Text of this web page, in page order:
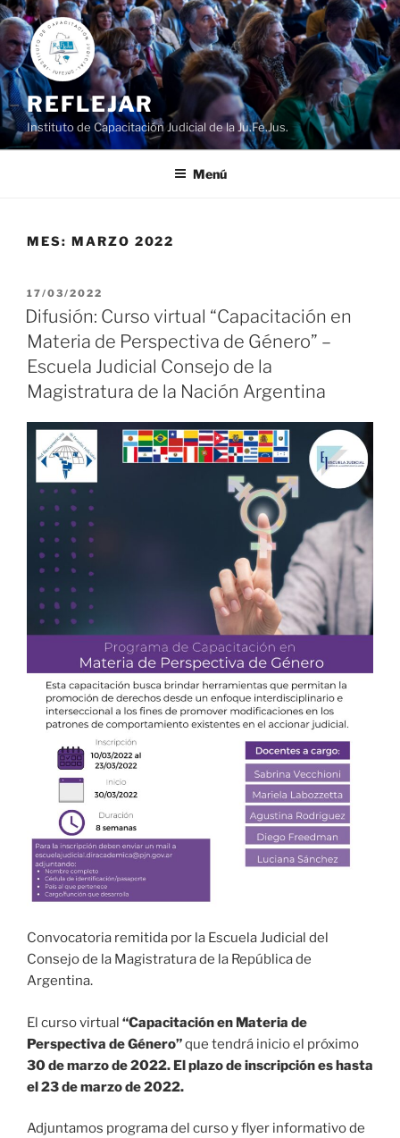
Ir
al
contenido
REFLEJAR
Instituto de Capacitación Judicial de la Ju.Fe.Jus.
Menú
MES: MARZO 2022
PUBLICADO
EL
17/03/2022
Difusión: Curso virtual “Capacitación en
Materia de Perspectiva de Género” –
Escuela Judicial Consejo de la
Magistratura de la Nación Argentina
Convocatoria remitida por la Escuela Judicial del
Consejo de la Magistratura de la República de
Argentina.
El curso virtual “Capacitación en Materia de
Perspectiva de Género”que tendrá inicio el próximo
30 de marzo de 2022. El plazo de inscripción es hasta
el 23 de marzo de 2022.
Adjuntamos programa del curso y flyer informativo de